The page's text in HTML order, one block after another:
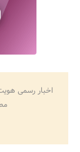
اخبار رسمی